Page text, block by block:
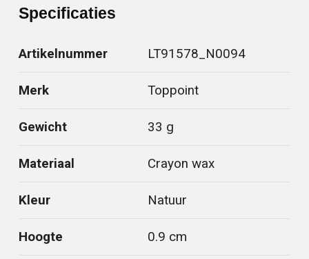
Specificaties
Artikelnummer LT91578_N0094
Merk Toppoint
Gewicht 33 g
Materiaal Crayon wax
Kleur Natuur
Hoogte 0.9 cm